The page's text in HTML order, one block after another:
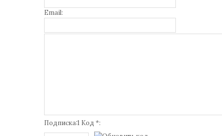
Email:
Подписка:1 Код *: